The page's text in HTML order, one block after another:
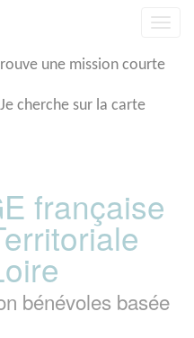
une mission courte
Je cherche sur la carte
française
bénévoles basée